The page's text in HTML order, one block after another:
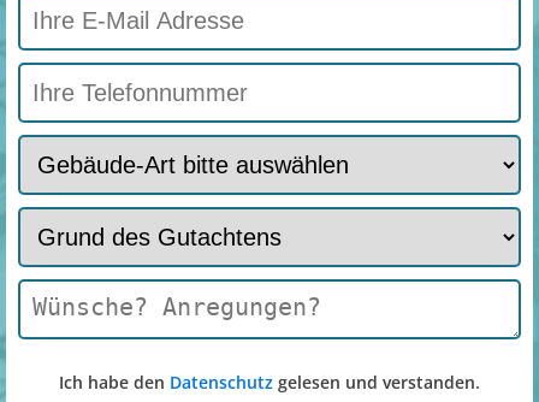
Ich habe den Datenschutz gelesen und verstanden.